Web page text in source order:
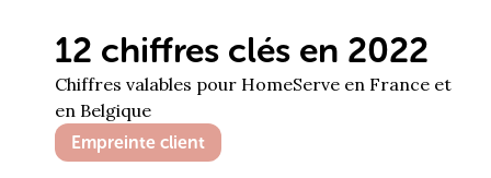
12 chiffres clés en 2022
Chiffres valables pour HomeServe en France et
en Belgique
Empreinte client